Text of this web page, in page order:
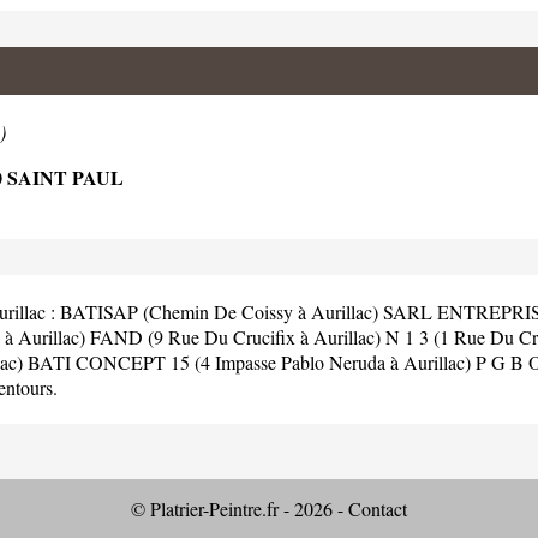
SAINT PAUL
: BATISAP (Chemin De Coissy à Aurillac)SARL
Aurillac)FAND (9 Rue Du Crucifix à Aurillac)N 1 3 (1 Rue Du
BATI CONCEPT 15 (4 Impasse Pablo Neruda à Aurillac)P G B
© Platrier-Peintre.fr - 2026 -Contact